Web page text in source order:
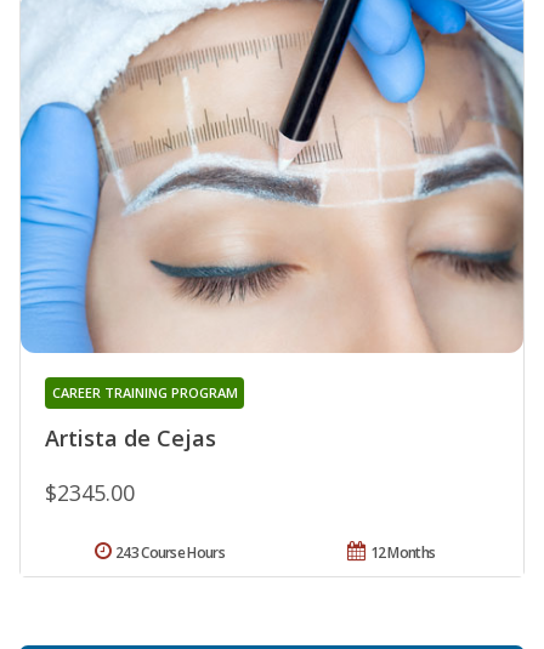
Artista de Cejas
CAREER TRAINING PROGRAM
$2345.00
12 Months
243 Course Hours